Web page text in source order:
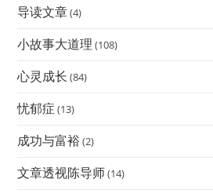
导读文章(4)
小故事大道理 (108)
心灵成长 (84)
忧郁症 (13)
成功与富裕(2)
文章透视陈导师(14)